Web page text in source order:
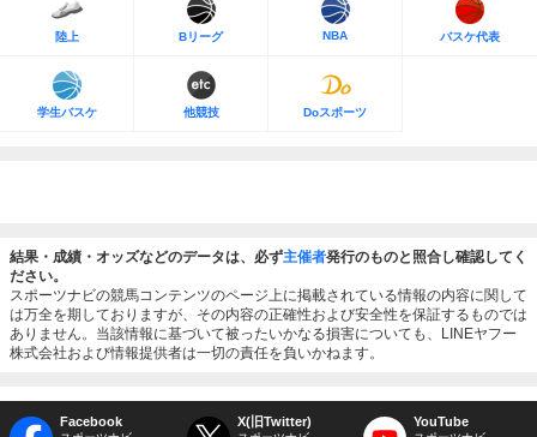
陸上 Bリーグ NBA バスケ代表
学生バスケ 他競技 Doスポーツ
結果・成績・オッズなどのデータは、必ず主催者発行のものと照合し確認してく
ださい。
スポーツナビの競馬コンテンツのページ上に掲載されている情報の内容に関して
は万全を期しておりますが、その内容の正確性および安全性を保証するものでは
ありません。当該情報に基づいて被ったいかなる損害についても、LINEヤフー
株式会社および情報提供者は一切の責任を負いかねます。
Facebook X(旧Twitter) YouTube